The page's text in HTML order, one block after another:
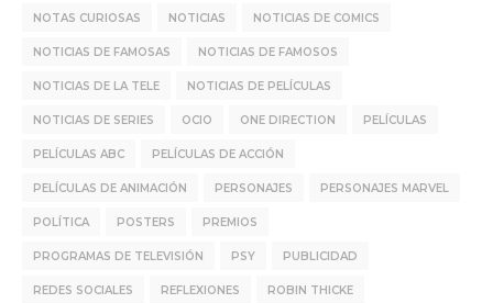
NOTAS CURIOSAS NOTICIAS NOTICIAS DE COMICS
NOTICIAS DE FAMOSAS NOTICIAS DE FAMOSOS
NOTICIAS DE LA TELE NOTICIAS DE PELÍCULAS
NOTICIAS DE SERIES OCIO ONE DIRECTION PELÍCULAS
PELÍCULAS ABC PELÍCULAS DE ACCIÓN
PELÍCULAS DE ANIMACIÓN PERSONAJES PERSONAJES MARVEL
POLÍTICA POSTERS PREMIOS
PROGRAMAS DE TELEVISIÓN PSY PUBLICIDAD
REDES SOCIALES REFLEXIONES ROBIN THICKE